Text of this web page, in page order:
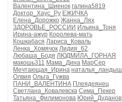
Валентина_Шиенок галина5819
Доктор_Хаус_Ру ЕЖИЧКА
Елена_Дорожко Жанна_Лях
ЗДОРОВЬЕ_РОССИИ Ильина_Тоня
Ирина-ажур Королева-мать
Кошкабася Лариса_Коваль
Ленка_Хомячок Лидия_62
Любаша_Бодя ЛЮДМИЛА_ГОРНАЯ
макошь311 Мама_Дина МарСер
Мечтающая_Ирина наталья_ландыш
Олвия Ольга_Гужва
ПАНИ_ВАЛЕНТИНА Плеядеянец
Светлана_Ковалевска Сима_Пекер
Татьяна_Филимонова Юрий_Дуданов